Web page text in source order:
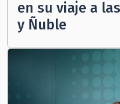
en su viaje a
y Ñuble